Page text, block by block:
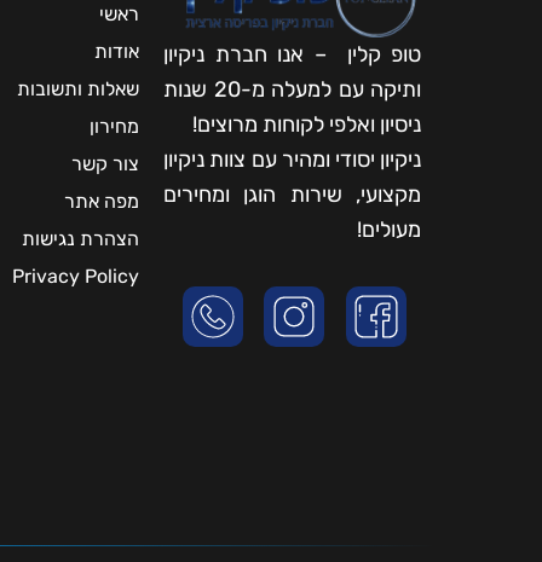
טופ קלין – אנו חברת ניקיון
ותיקה עם למעלה מ-20 שנות
ניסיון ואלפי לקוחות מרוצים!
ניקיון יסודי ומהיר עם צוות ניקיון
מקצועי, שירות הוגן ומחירים
מעולים!
ראשי
אודות
שאלות ותשובות
מחירון
צור קשר
מפה אתר
הצהרת נגישות
Privacy Policy